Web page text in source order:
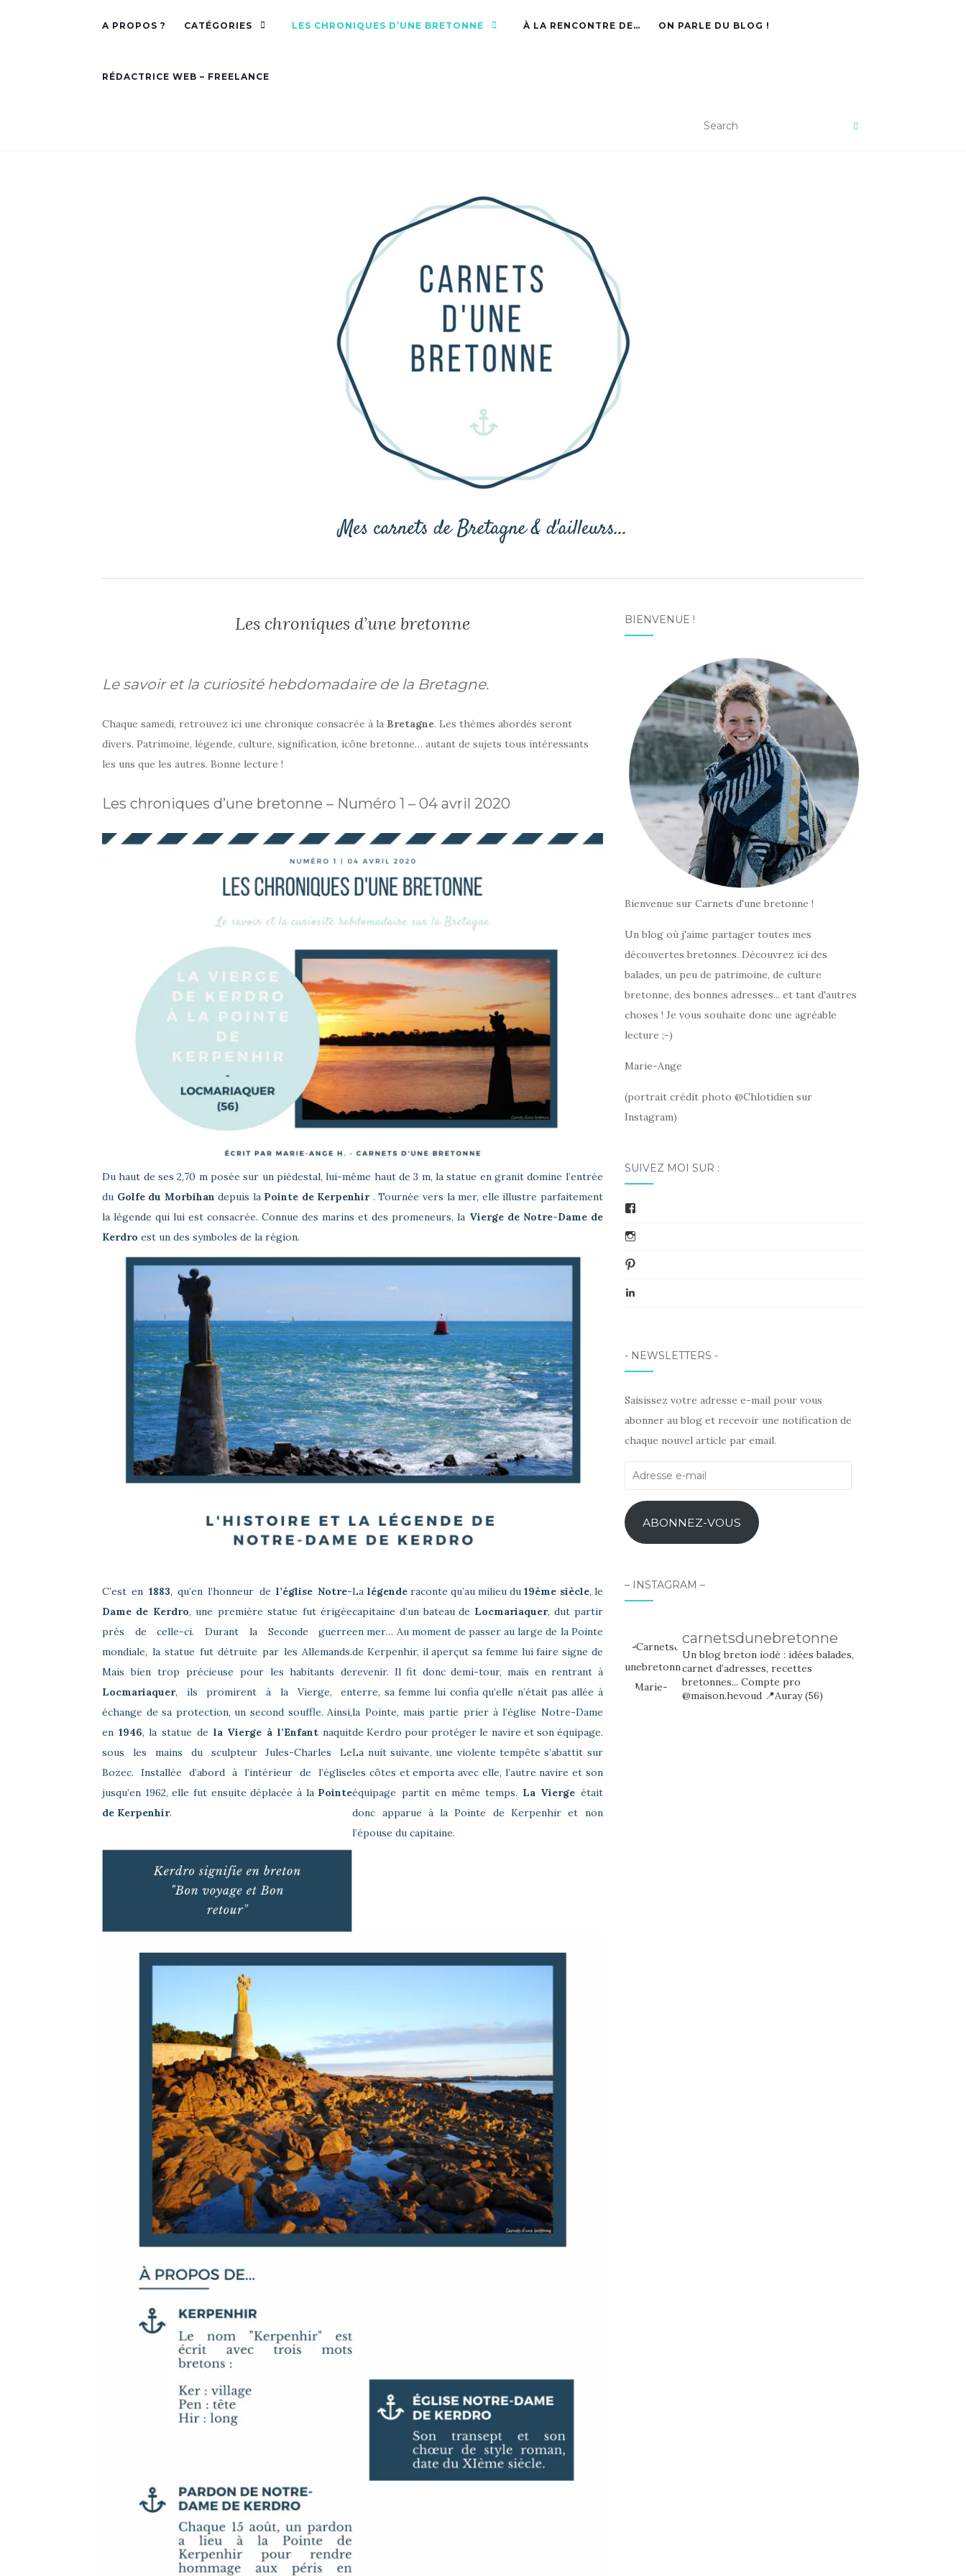
A PROPOS ? CATÉGORIES LES CHRONIQUES D’UNE BRETONNE À LA RENCONTRE DE… ON PARLE DU BLOG !
RÉDACTRICE WEB – FREELANCE
Les chroniques d’une bretonne
Le savoir et la curiosité hebdomadaire de la Bretagne.
Chaque samedi, retrouvez ici une chronique consacrée à la Bretagne. Les thèmes abordés seront
divers. Patrimoine, légende, culture, signification, icône bretonne… autant de sujets tous intéressants
les uns que les autres. Bonne lecture !
Les chroniques d’une bretonne – Numéro 1 – 04 avril 2020
Du haut de ses 2,70 m posée sur un piédestal, lui-même haut de 3 m, la statue en granit domine l’entrée
du Golfe du Morbihan depuis la Pointe de Kerpenhir. Tournée vers la mer, elle illustre parfaitement
la légende qui lui est consacrée. Connue des marins et des promeneurs, la Vierge de Notre-Dame de
Kerdro est un des symboles de la région.
C’est en 1883, qu’en l’honneur del’église Notre-
Dame de Kerdro, une première statue fut érigée
près de celle-ci. Durant la Seconde guerre
mondiale, la statue fut détruite par les Allemands.
Mais bien trop précieuse pour les habitants de
Locmariaquer, ils promirent à la Vierge, en
échange de sa protection, un second souffle. Ainsi,
en 1946, la statue de la Vierge à l’Enfantnaquit
sous les mains du sculpteur Jules-Charles Le
Bozec. Installée d’abord à l’intérieur de l’église
jusqu’en 1962, elle fut ensuite déplacée à la Pointe
de Kerpenhir.
La légenderaconte qu’au milieu du19ème siècle, le
capitaine d’un bateau de Locmariaquer, dut partir
en mer… Au moment de passer au large de la Pointe
de Kerpenhir, il aperçut sa femme lui faire signe de
revenir. Il fit donc demi-tour, mais en rentrant à
terre, sa femme lui confia qu’elle n’était pas allée à
la Pointe, mais partie prier à l’église Notre-Dame
de Kerdro pour protéger le navire et son équipage.
La nuit suivante, une violente tempête s’abattit sur
les côtes et emporta avec elle, l’autre navire et son
équipage partit en même temps. La Vierge était
donc apparue à la Pointe de Kerpenhir et non
l’épouse du capitaine.
BIENVENUE !
Bienvenue sur Carnets d'une bretonne !
Un blog où j'aime partager toutes mes
découvertes bretonnes. Découvrez ici des
balades, un peu de patrimoine, de culture
bretonne, des bonnes adresses... et tant d'autres
choses ! Je vous souhaite donc une agréable
lecture ;-)
Marie-Ange
(portrait crédit photo @Chlotidien sur
Instagram)
SUIVEZ MOI SUR :
Facebook
Instagram
Pinterest
- NEWSLETTERS -
Saisissez votre adresse e-mail pour vous
abonner au blog et recevoir une notification de
chaque nouvel article par email.
Adresse
mail
ABONNEZ-VOUS
– INSTAGRAM –
carnetsdunebretonne
Un blog breton iodé : idées balades,
carnet d’adresses, recettes
bretonnes... Compte pro
@maison.hevoud 📍Auray (56)